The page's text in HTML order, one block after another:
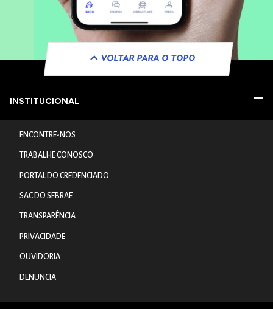
VOLTAR PARA O TOPO
INSTITUCIONAL
ENCONTRE-NOS
TRABALHE CONOSCO
PORTAL DO CREDENCIADO
SAC DO SEBRAE
TRANSPARÊNCIA
PRIVACIDADE
OUVIDORIA
DENUNCIA